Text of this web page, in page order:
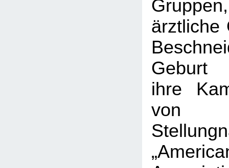
ärztliche
Geburt
ihre